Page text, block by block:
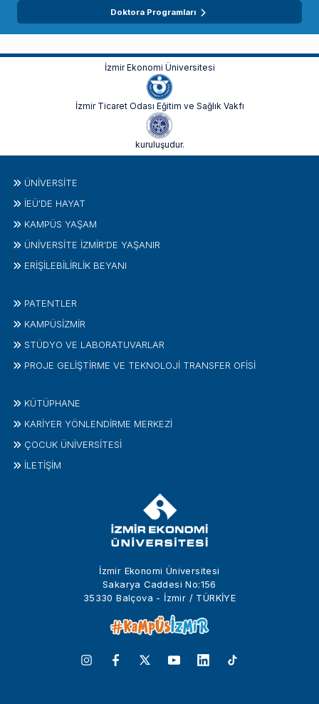
Doktora Programları
İzmir Ekonomi Üniversitesi
İzmir Ticaret Odası Eğitim ve Sağlık Vakfı
kuruluşudur.
İzmir Ekonomi Üniversitesi
Sakarya Caddesi No:156
35330 Balçova - İzmir / TÜRKİYE
ÜNIVERSITE
İEÜ'DE HAYAT
KAMPÜS YAŞAM
ÜNİVERSİTE İZMİR'DE YAŞANIR
ERİŞİLEBİLİRLİK BEYANI
PATENTLER
KAMPÜSİZMIR
STÜDYO VE LABORATUVARLAR
PROJE GELIŞTIRME VE TEKNOLOJI TRANSFER OFISI
KÜTÜPHANE
KARİYER YÖNLENDİRME MERKEZİ
ÇOCUK ÜNIVERSITESI
İLETIŞIM